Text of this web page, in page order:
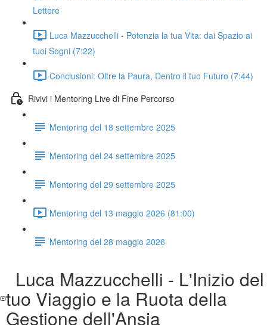
Lettere
Luca Mazzucchelli - Potenzia la tua Vita: dai Spazio ai
tuoi Sogni (7:22)
Conclusioni: Oltre la Paura, Dentro il tuo Futuro (7:44)
Rivivi i Mentoring Live di Fine Percorso
Mentoring del 18 settembre 2025
Mentoring del 24 settembre 2025
Mentoring del 29 settembre 2025
Mentoring del 13 maggio 2026 (81:00)
Mentoring del 28 maggio 2026
Luca Mazzucchelli - L'Inizio del
tuo Viaggio e la Ruota della
Gestione dell'Ansia